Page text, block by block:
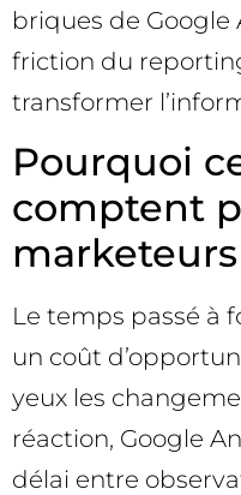
briques de Google
friction du
transformer
Pourquoi
comptent
marketeurs
Le temps passé à
un coût
yeux les
réaction, Google
délai entre